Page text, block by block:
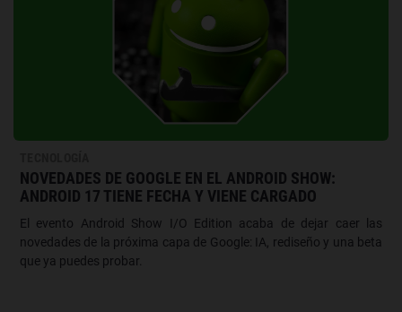
NOVEDADES DE GOOGLE EN EL ANDROID SHOW:
ANDROID 17 TIENE FECHA Y VIENE CARGADO
El evento Android Show I/O Edition acaba de dejar caer las
novedades de la próxima capa de Google: IA, rediseño y una beta
que ya puedes probar.